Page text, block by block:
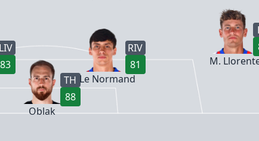
TH
88
Oblak
M.
RIV
81
Le Normand
LIV
83